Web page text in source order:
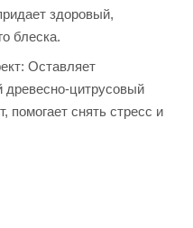
здоровый,
блеска.
Оставляет
древесно-цитрусовый
помогает снять стресс и